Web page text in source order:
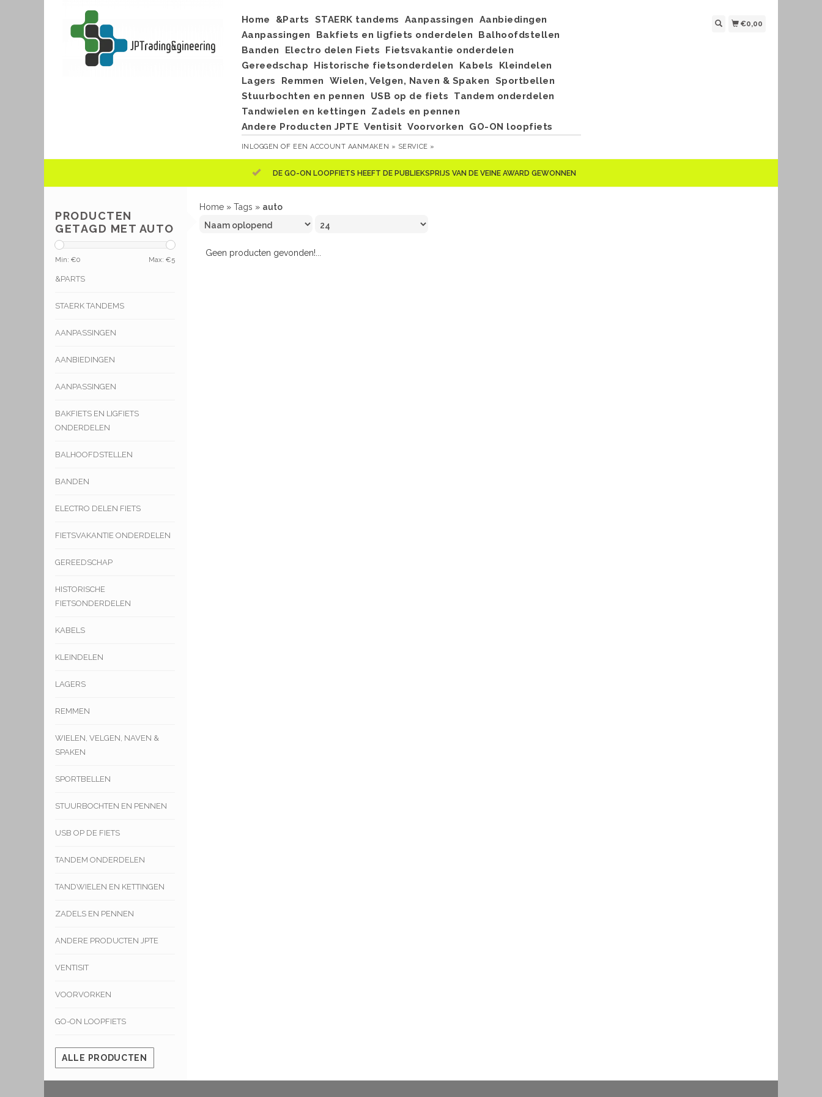
Home &Parts STAERK tandems Aanpassingen
Aanbiedingen
Aanpassingen
Bakfiets en ligfiets onderdelen
Balhoofdstellen
Banden
Electro delen Fiets
Fietsvakantie onderdelen
Gereedschap
Historische fietsonderdelen Kabels
Kleindelen
Lagers
Remmen Wielen, Velgen, Naven & Spaken
Sportbellen
Stuurbochten en pennen
USB op de fiets
Tandem onderdelen
Tandwielen en kettingen
Zadels en pennen
Andere Producten JPTE Ventisit Voorvorken GO-ON loopfiets
INLOGGEN OF EEN ACCOUNT AANMAKEN » SERVICE »
€0,00
DE GO-ON LOOPFIETS HEEFT DE PUBLIEKSPRIJS VAN DE VEINE AWARD GEWONNEN
PRODUCTEN
GETAGD MET AUTO
Min: €0 Max: €5
&PARTS
STAERK TANDEMS
AANPASSINGEN
AANBIEDINGEN
AANPASSINGEN
BAKFIETS EN LIGFIETS
ONDERDELEN
BALHOOFDSTELLEN
BANDEN
ELECTRO DELEN FIETS
FIETSVAKANTIE ONDERDELEN
GEREEDSCHAP
HISTORISCHE
FIETSONDERDELEN
KABELS
KLEINDELEN
LAGERS
REMMEN
WIELEN, VELGEN, NAVEN &
SPAKEN
SPORTBELLEN
STUURBOCHTEN EN PENNEN
USB OP DE FIETS
TANDEM ONDERDELEN
TANDWIELEN EN KETTINGEN
ZADELS EN PENNEN
ANDERE PRODUCTEN JPTE
VENTISIT
VOORVORKEN
GO-ON LOOPFIETS
ALLE PRODUCTEN
Home » Tags » auto
Geen producten gevonden!...